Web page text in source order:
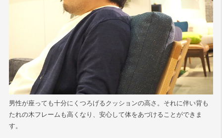
男性が座っても十分にくつろげるクッションの高さ。それに伴い背も
たれの木フレームも高くなり、安心して体をあづけることができま
す。